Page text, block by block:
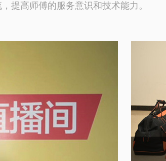
提高师傅的服务意识和技术能力。